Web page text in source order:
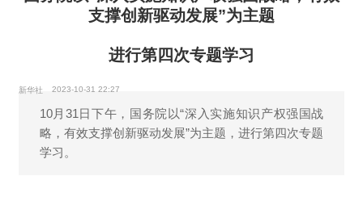
支撑创新驱动发展”为主题
进行第四次专题学习
新华社 2023-10-31 22:27
10月31日下午，国务院以“深入实施知识产权强国战
略，有效支撑创新驱动发展”为主题，进行第四次专题
学习。